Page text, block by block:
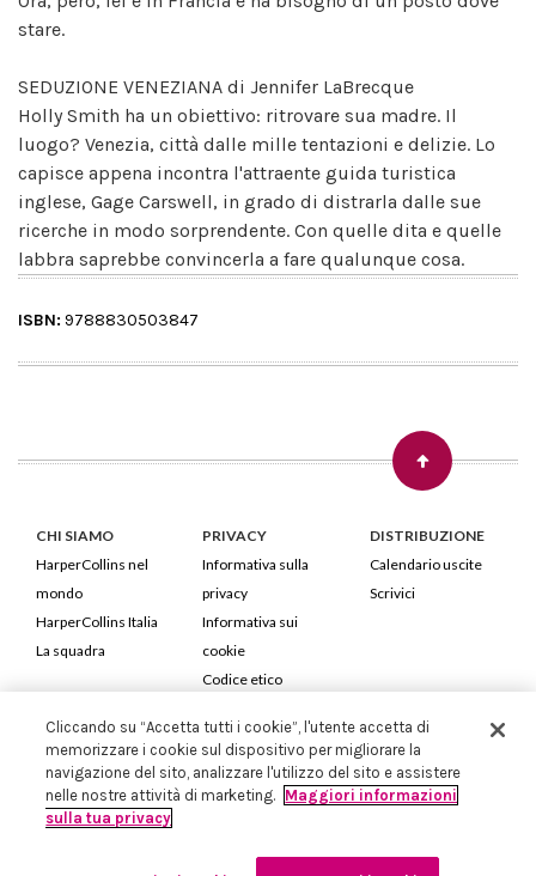
stare.
SEDUZIONE VENEZIANA di Jennifer LaBrecque
Holly Smith ha un obiettivo: ritrovare sua madre. Il
luogo? Venezia, città dalle mille tentazioni e delizie. Lo
capisce appena incontra l'attraente guida turistica
inglese, Gage Carswell, in grado di distrarla dalle sue
ricerche in modo sorprendente. Con quelle dita e quelle
labbra saprebbe convincerla a fare qualunque cosa.
ISBN: 9788830503847
CHI SIAMO
HarperCollins nel
mondo
HarperCollins Italia
La squadra
PRIVACY
Informativa sulla
privacy
Informativa sui
cookie
Codice etico
DISTRIBUZIONE
Calendario uscite
Scrivici
HarperCollins Italia S.p.A. Viale Monte Nero, 84 - 20135 Milano
Cod. Fiscale e P.IVA 05946780151 - Capitale Sociale 258.250 €
Iscritta in Milano al Registro delle imprese nr.198004 e REA nr.1051898
Cliccando su “Accetta tutti i cookie”, l'utente accetta di
memorizzare i cookie sul dispositivo per migliorare la
navigazione del sito, analizzare l'utilizzo del sito e assistere
nelle nostre attività di marketing. Maggiori informazioni
sulla tua privacy